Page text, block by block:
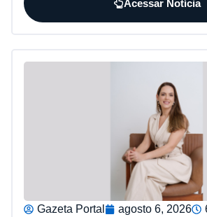
Acessar Notícia
Gazeta Portal agosto 6, 2026